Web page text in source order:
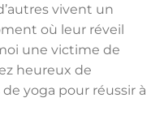
vivent un
où leur réveil
une victime de
heureux de
yoga pour réussir à